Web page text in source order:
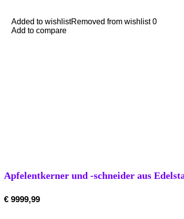
Added to wishlistRemoved from wishlist 0
Add to compare
Apfelentkerner und -schneider aus
Added to wishlistRemoved from wishlist 0
Add to compare
€ 9999,99